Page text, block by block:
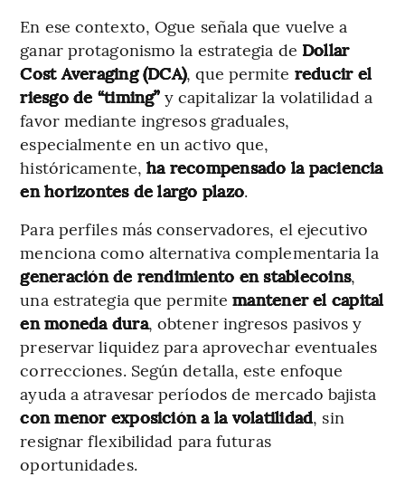
En ese contexto, Ogue señala que vuelve a
ganar protagonismo la estrategia de Dollar
Cost Averaging (DCA), que permite reducir el
riesgo de “timing”y capitalizar la volatilidad a
favor mediante ingresos graduales,
especialmente en un activo que,
históricamente, ha recompensado la paciencia
en horizontes de largo plazo.
Para perfiles más conservadores, el ejecutivo
menciona como alternativa complementaria la
generación de rendimiento en stablecoins,
una estrategia que permitemantener el capital
en moneda dura, obtener ingresos pasivos y
preservar liquidez para aprovechar eventuales
correcciones. Según detalla, este enfoque
ayuda a atravesar períodos de mercado bajista
con menor exposición a la volatilidad, sin
resignar flexibilidad para futuras
oportunidades.